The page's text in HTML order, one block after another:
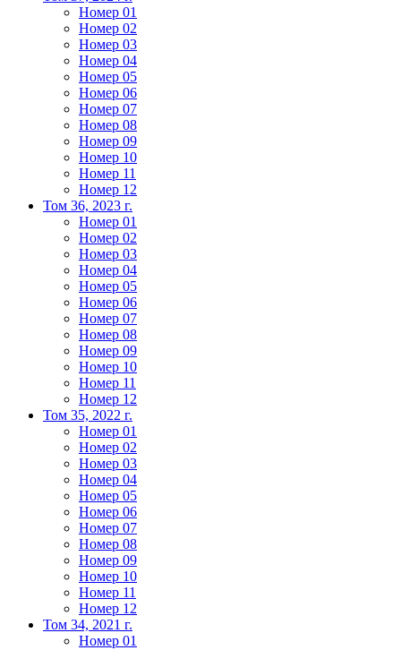
Номер 01
Номер 02
Номер 03
Номер 04
Номер 05
Номер 06
Номер 07
Номер 08
Номер 09
Номер 10
Номер 11
Номер 12
Том 36, 2023 г.
Номер 01
Номер 02
Номер 03
Номер 04
Номер 05
Номер 06
Номер 07
Номер 08
Номер 09
Номер 10
Номер 11
Номер 12
Том 35, 2022 г.
Номер 01
Номер 02
Номер 03
Номер 04
Номер 05
Номер 06
Номер 07
Номер 08
Номер 09
Номер 10
Номер 11
Номер 12
Том 34, 2021 г.
Номер 01